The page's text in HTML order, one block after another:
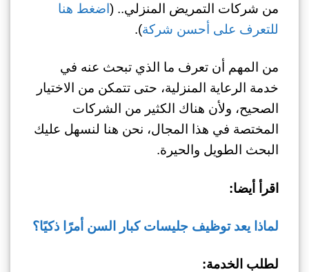
من شركات التمريض المنزلي.. (اضغط هنا
للتعرف على أحسن شركة).
من المهم أن تعرف ما الذي تبحث عنه في
خدمة الرعاية المنزلية، حتى تتمكن من الاختيار
الصحيح، ولأن هناك الكثير من الشركات
المختصة في هذا المجال، نحن هنا لنسهل عليك
البحث الطويل والحيرة.
اقرأ أيضا:
لماذا يعد توظيف جليسات كبار السن أمرًا ذكيًا؟
لطلب الخدمة: